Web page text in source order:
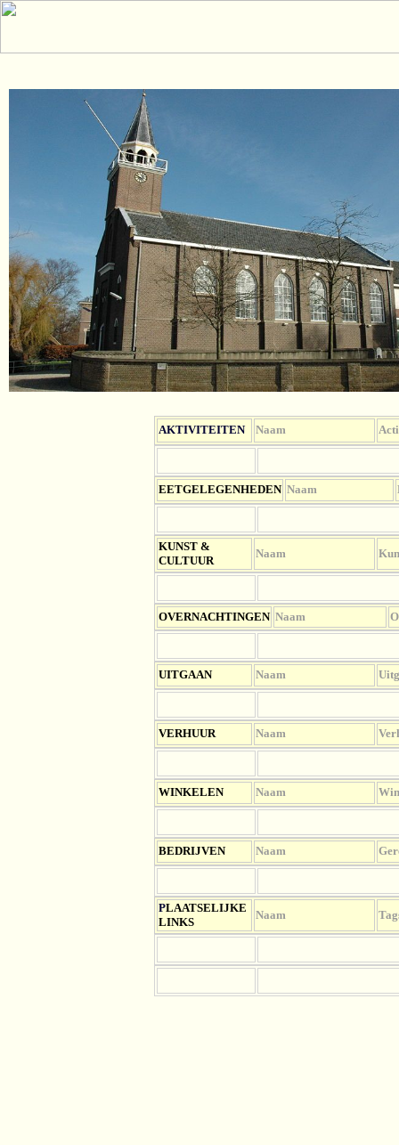
AKTIVITEITEN Naam
EETGELEGENHEDEN Naam
KUNST &
CULTUUR
Naam
OVERNACHTINGEN Naam
UITGAAN Naam
VERHUUR Naam
WINKELEN Naam
BEDRIJVEN Naam
PLAATSELIJKE
LINKS
Naam